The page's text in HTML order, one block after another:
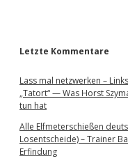
Letzte Kommentare
Lass mal netzwerken –
„Tatort“ — Was Horst
tun hat
Alle Elfmeterschießen
Losentscheide) – Trainer
Erfindung